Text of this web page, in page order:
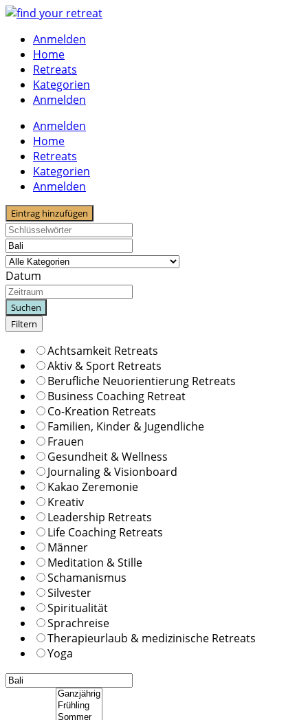
Skip
contentAnmelden
Home
Retreats
Kategorien
Anmelden
Anmelden
Home
Retreats
Kategorien
Anmelden
Eintrag hinzufügen
Datum
Suchen
Filtern
Achtsamkeit Retreats
Aktiv & Sport Retreats
Berufliche Neuorientierung Retreats
Business Coaching Retreat
Co-Kreation Retreats
Familien, Kinder & Jugendliche
Frauen
Gesundheit & Wellness
Journaling & Visionboard
Kakao Zeremonie
Kreativ
Leadership Retreats
Life Coaching Retreats
Männer
Meditation & Stille
Schamanismus
Silvester
Spiritualität
Sprachreise
Therapieurlaub & medizinische Retreats
Yoga